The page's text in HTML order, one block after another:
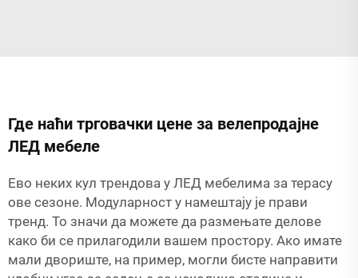
Где наћи трговачки цене за велепродајне
ЛЕД мебеле
Ево неких кул трендова у ЛЕД мебелима за терасу
ове сезоне. Модуларност у намештају је прави
тренд. То значи да можете да размењате делове
како би се прилагодили вашем простору. Ако имате
мали двориште, на пример, могли бисте направити